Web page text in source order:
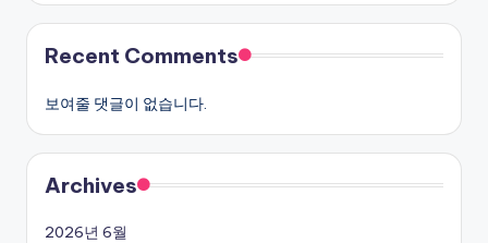
Recent Comments
보여줄 댓글이 없습니다.
Archives
2026년 6월